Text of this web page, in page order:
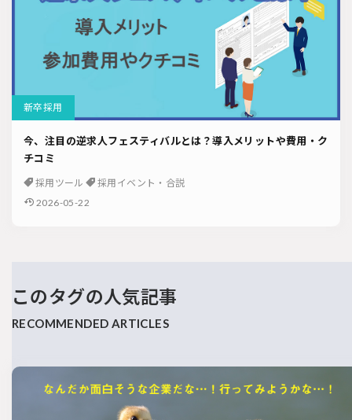
新卒採用
今、注目の逆求人フェスティバルとは？導入メリットや費用・ク
チコミ
採用ツール
採用イベント・合説
2026-05-22
このタグの人気記事